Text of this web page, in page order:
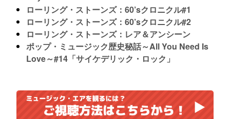
ローリング・ストーンズ：60’sクロニクル#1
ローリング・ストーンズ：60’sクロニクル#2
ローリング・ストーンズ：レア＆アンシーン
ポップ・ミュージック歴史秘話～All You Need Is
Love～#14「サイケデリック・ロック」